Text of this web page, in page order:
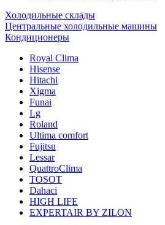
Холодильные склады
Центральные холодильные машины
Кондиционеры
Royal Clima
Hisense
Hitachi
Xigma
Funai
Lg
Roland
Ultima comfort
Fujitsu
Lessar
QuattroClima
TOSOT
Dahaci
HIGH LIFE
EXPERTAIR BY ZILON